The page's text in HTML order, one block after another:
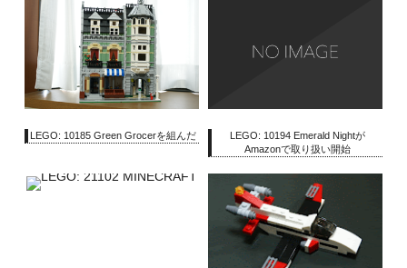
LEGO: 10185 Green Grocerを組んだ
LEGO: 10194 Emerald Nightが
Amazonで取り扱い開始